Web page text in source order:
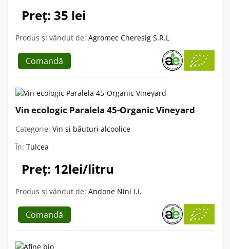
Preț: 35 lei
Produs și vândut de: Agromec Cheresig S.R.L
Comandă
Vin ecologic Paralela 45-Organic Vineyard
Categorie: Vin și băuturi alcoolice
În: Tulcea
Preț: 12lei/litru
Produs și vândut de: Andone Nini I.I.
Comandă